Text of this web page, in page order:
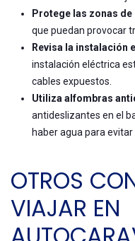
Protege las zonas de
que puedan provocar
Revisa la instalación
instalación eléctrica
cables expuestos.
Utiliza alfombras
antideslizantes en el
haber agua para evitar
OTROS
VIAJAR EN